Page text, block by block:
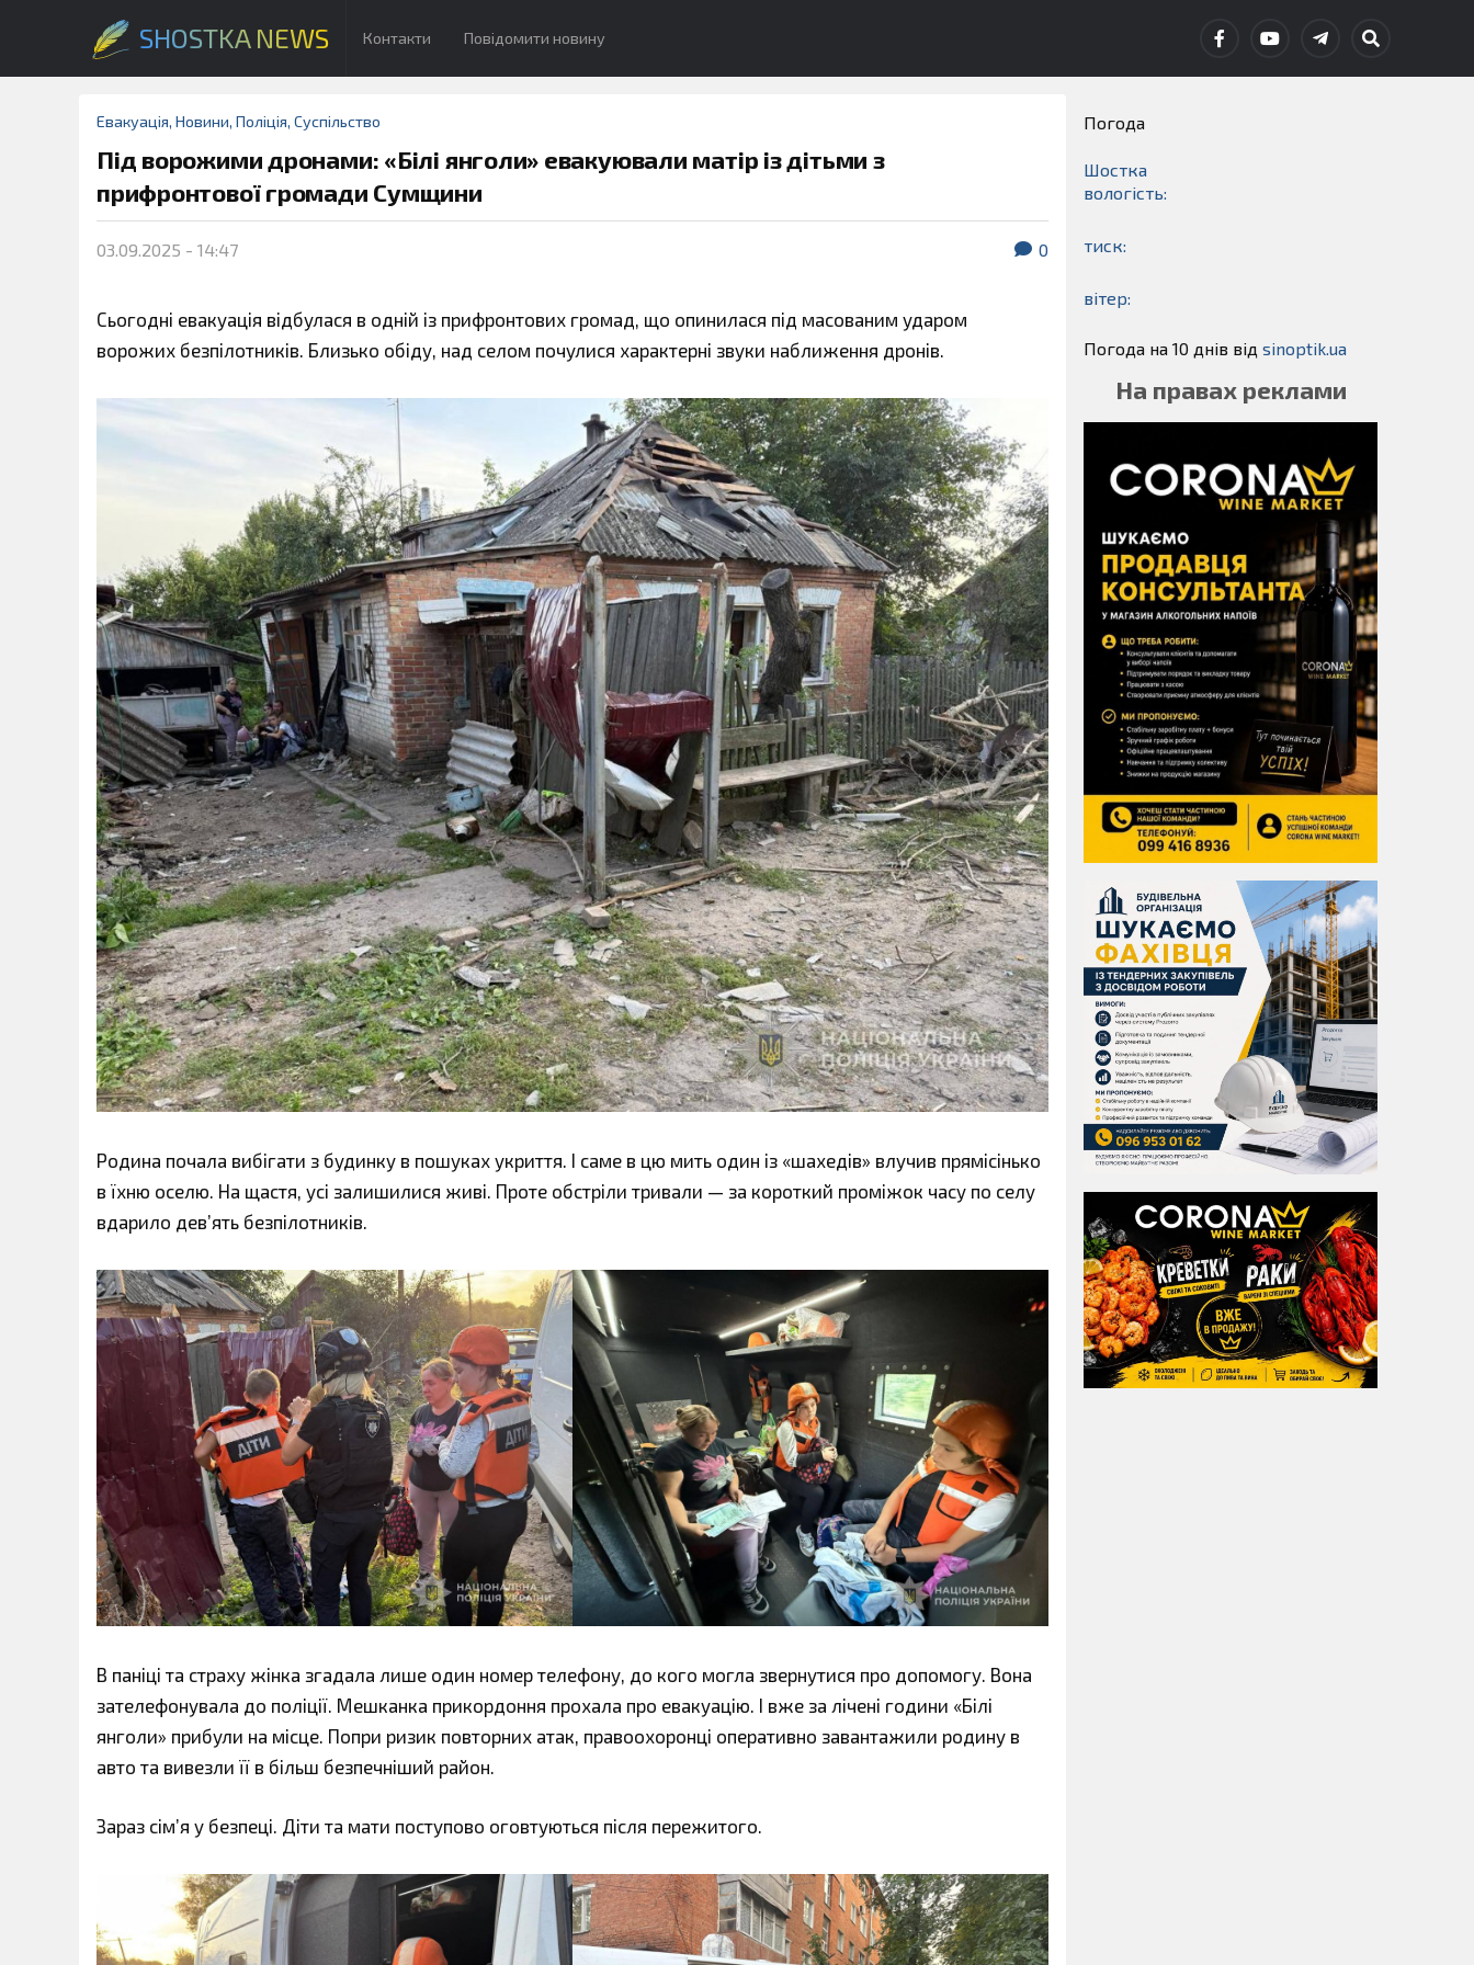
SHOSTKA NEWS Контакти Повідомити новину
Евакуація, Новини, Поліція, Суспільство
Під ворожими дронами: «Білі янголи» евакуювали матір із дітьми з
прифронтової громади Сумщини
03.09.2025 - 14:47 0
Сьогодні евакуація відбулася в одній із прифронтових громад, що опинилася під масованим ударом
ворожих безпілотників. Близько обіду, над селом почулися характерні звуки наближення дронів.
Родина почала вибігати з будинку в пошуках укриття. І саме в цю мить один із «шахедів» влучив прямісінько
в їхню оселю. На щастя, усі залишилися живі. Проте обстріли тривали — за короткий проміжок часу по селу
вдарило дев’ять безпілотників.
В паніці та страху жінка згадала лише один номер телефону, до кого могла звернутися про допомогу. Вона
зателефонувала до поліції. Мешканка прикордоння прохала про евакуацію. І вже за лічені години «Білі
янголи» прибули на місце. Попри ризик повторних атак, правоохоронці оперативно завантажили родину в
авто та вивезли її в більш безпечніший район.
Зараз сім’я у безпеці. Діти та мати поступово оговтуються після пережитого.
Погода
Шостка
вологість:
тиск:
вітер:
Погода на 10 днів від sinoptik.ua
На правах реклами